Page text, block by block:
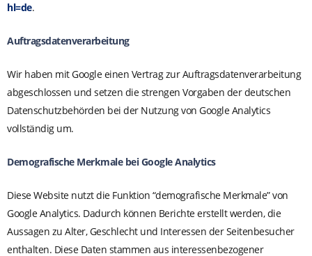
hl=de.
Auftragsdatenverarbeitung
Wir haben mit Google einen Vertrag zur Auftragsdatenverarbeitung
abgeschlossen und setzen die strengen Vorgaben der deutschen
Datenschutzbehörden bei der Nutzung von Google Analytics
vollständig um.
Demografische Merkmale bei Google Analytics
Diese Website nutzt die Funktion “demografische Merkmale” von
Google Analytics. Dadurch können Berichte erstellt werden, die
Aussagen zu Alter, Geschlecht und Interessen der Seitenbesucher
enthalten. Diese Daten stammen aus interessenbezogener